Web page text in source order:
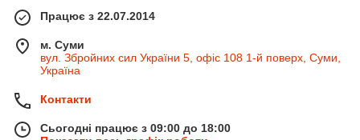
Працює з 22.07.2014
м. Суми
вул. Збройних сил України 5, офіс 108 1-й поверх, Суми,
Україна
Контакти
Сьогодні працює з 09:00 до 18:00